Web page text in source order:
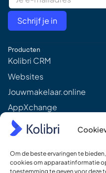
Om de beste ervaringen te
cookies om apparaatinformatie
toestemming te geven voor deze
a
l
d
r
s
*
Schrijf je in
Producten
Kolibri CRM
Websites
Jouwmakelaar.online
AppXchange
Mediapartners
Prijzen
Meer van Kolibri
Kolibri voor developers